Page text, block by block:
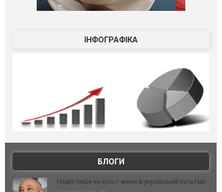
ІНФОГРАФІКА
БЛОГИ
Надія лише на культ жінки в українській культурі